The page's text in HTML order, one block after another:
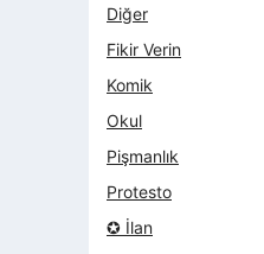
Diğer
Fikir Verin
Komik
Okul
Pişmanlık
Protesto
✪ İlan